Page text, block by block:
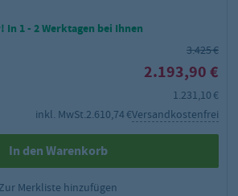
1 - 2 Werktagen bei Ihnen
3.425 €
2.193,90 €
1.231,10 €
inkl. MwSt.2.610,74 €Versandkostenfrei
In den Warenkorb
Zur Merkliste hinzufügen